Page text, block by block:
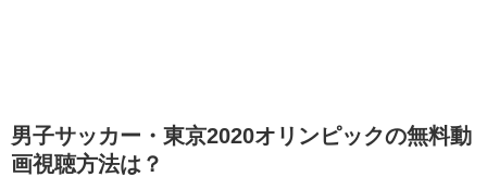
男子サッカー・東京2020オリンピックの無料動
画視聴方法は？